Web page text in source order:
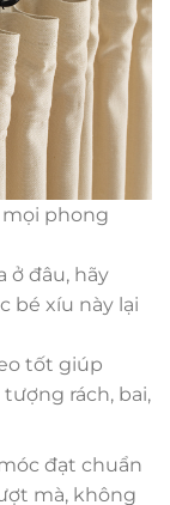
mọi phong
ở đâu, hãy
bé xíu này lại
tốt giúp
rách, bai,
đạt chuẩn
mà, không